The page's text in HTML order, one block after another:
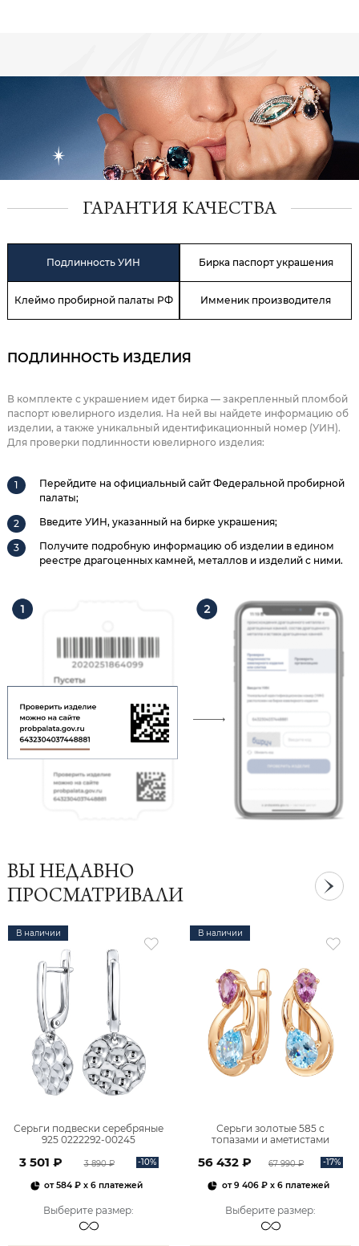
ГАРАНТИЯ КАЧЕСТВА
Подлинность УИН Бирка паспорт украшения
Клеймо пробирной палаты РФ Имменик производителя
ПОДЛИННОСТЬ ИЗДЕЛИЯ
В комплекте с украшением идет бирка — закрепленный пломбой
паспорт ювелирного изделия. На ней вы найдете информацию об
изделии, а также уникальный идентификационный номер (УИН).
Для проверки подлинности ювелирного изделия:
Перейдите на официальный сайт Федеральной пробирной
палаты;
Введите УИН, указанный на бирке украшения;
Получите подробную информацию об изделии в едином
реестре драгоценных камней, металлов и изделий с ними.
ВЫ НЕДАВНО
ПРОСМАТРИВАЛИ
В наличии
Серьги подвески серебряные
925 0222292-00245
3 501 ₽ 3 890 ₽ -10%
от584 ₽ x 6 платежей
Выберите размер:
В наличии
Серьги золотые 585 с
топазами и аметистами
56 432 ₽ 67 990 ₽ -17%
от9 406 ₽x 6 платежей
Выберите размер: